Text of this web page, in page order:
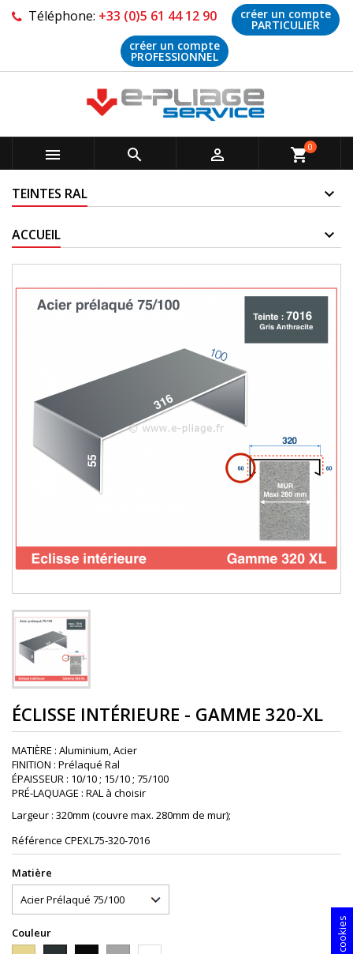
Téléphone: +33 (0)5 61 44 12 90 créer un compte
PARTICULIER
créer un compte
PROFESSIONNEL
   shopping_cart0
TEINTES RAL
ACCUEIL
ÉCLISSE INTÉRIEURE - GAMME 320-XL
MATIÈRE : Aluminium, Acier
FINITION : Prélaqué Ral
ÉPAISSEUR : 10/10 ; 15/10 ; 75/100
PRÉ-LAQUAGE : RAL à choisir
Largeur : 320mm (couvre max. 280mm de mur);
Référence CPEXL75-320-7016
Matière
Couleur